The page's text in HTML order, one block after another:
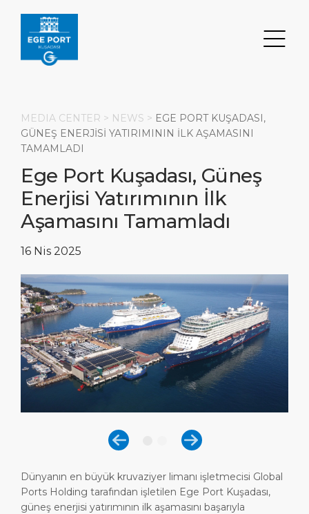
DESTINASYON
Etkinlikler
Ne Alınır
Günübirlik Rotalar
Özel İpuçları
Alışveriş ve Yemek
LIMAN
Liman Bilgileri
Servisler
Lokasyon
Sağlık, Güvenlik ve Çevre
Feribot
ULAŞIM
Ulaşım
HAKKIMIZDA
Hakkımızda
Bizimle Çalışın
Medya Merkezi
İletişim
Ara
ANASAYFA
LİMAN
HAKKIMIZDA
MEDIA CENTER > NEWS > EGE PORT KUŞADASI,
GÜNEŞ ENERJISI YATIRIMININ İLK AŞAMASINI
TAMAMLADI
Ege Port Kuşadası, Güneş
Enerjisi Yatırımının İlk
Aşamasını Tamamladı
16 Nis 2025
Dünyanın en büyük kruvaziyer limanı işletmecisi Global
Ports Holding tarafından işletilen Ege Port Kuşadası,
güneş enerjisi yatırımının ilk aşamasını başarıyla